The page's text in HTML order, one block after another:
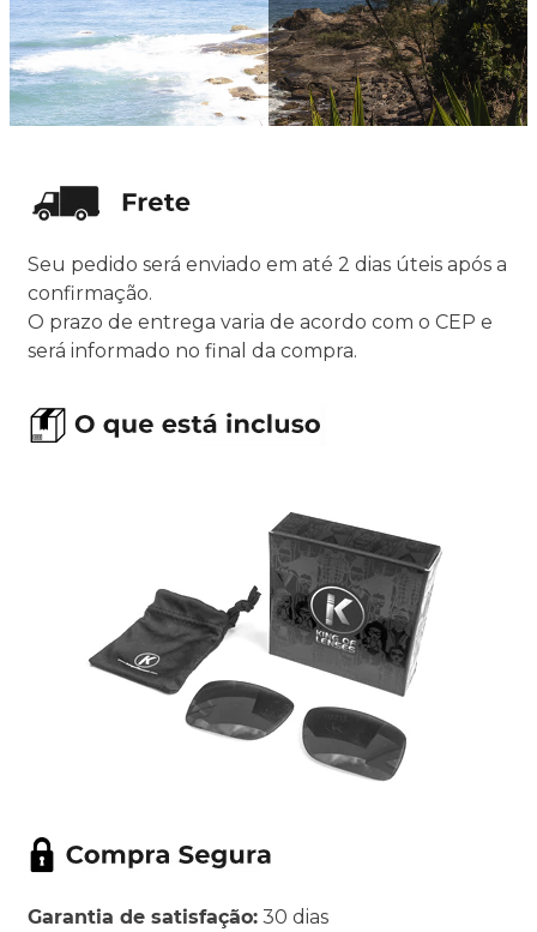
Seu pedido será enviado em até 2 dias úteis após a
confirmação.
O prazo de entrega varia de acordo com o CEP e
será informado no final da compra.
Garantia de satisfação: 30 dias